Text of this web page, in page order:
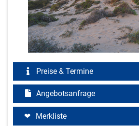
Preise & Termine
Angebotsanfrage
Merkliste